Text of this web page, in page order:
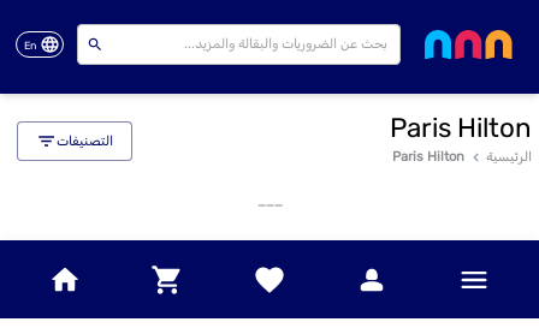
En
Paris Hilton
الرئيسية Paris Hilton
التصنيفات